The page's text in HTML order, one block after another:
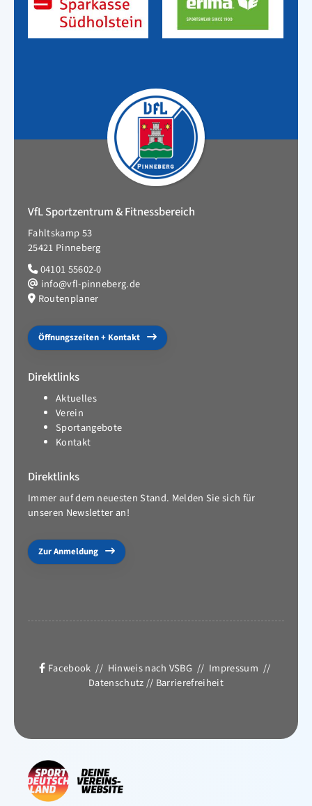
VfL Sportzentrum & Fitnessbereich
Fahltskamp 53
25421 Pinneberg
04101 55602-0
info@vfl-pinneberg.de
Routenplaner
Öffnungszeiten + Kontakt
Direktlinks
Aktuelles
Verein
Sportangebote
Kontakt
Direktlinks
Immer auf dem neuesten Stand. Melden Sie sich für
unseren Newsletter an!
Zur Anmeldung
Facebook // Hinweis nach VSBG // Impressum //
Datenschutz// Barrierefreiheit